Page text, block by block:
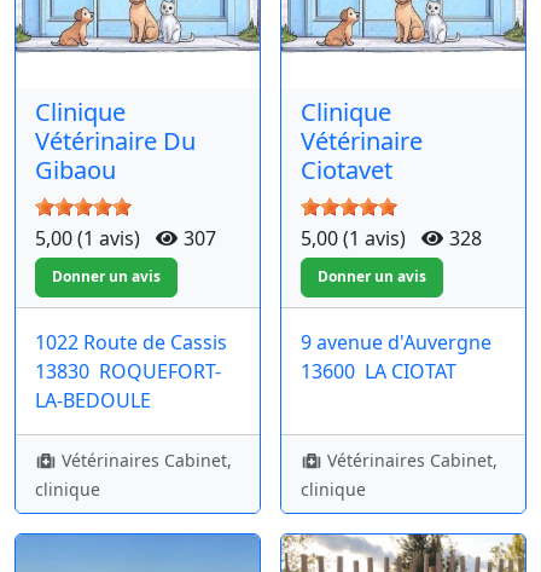
Clinique
Vétérinaire Du
Gibaou
5,00 (1 avis) 307
1022 Route de Cassis
13830 ROQUEFORT-
LA-BEDOULE
Vétérinaires Cabinet,
clinique
Clinique
Vétérinaire
Ciotavet
5,00 (1 avis) 328
9 avenue d'Auvergne
13600 LA CIOTAT
Vétérinaires Cabinet,
clinique